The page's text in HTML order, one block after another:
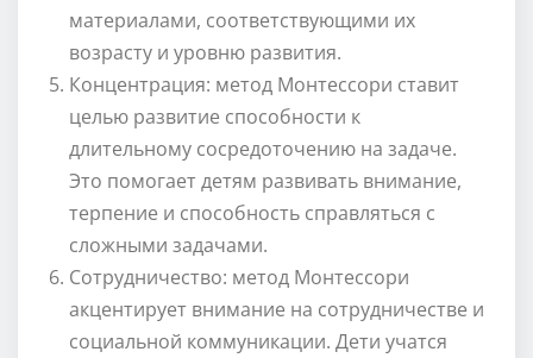
материалами, соответствующими их
возрасту и уровню развития.
Концентрация: метод Монтессори ставит
целью развитие способности к
длительному сосредоточению на задаче.
Это помогает детям развивать внимание,
терпение и способность справляться с
сложными задачами.
Сотрудничество: метод Монтессори
акцентирует внимание на сотрудничестве и
социальной коммуникации. Дети учатся